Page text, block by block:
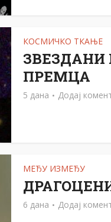
КОСМИЧКО ТКАЊЕ
ЗВЕЗДАНИ
ПРЕМЦА
5 дана Додај
МЕЂУ ИЗМЕЂУ
6 дана Додај